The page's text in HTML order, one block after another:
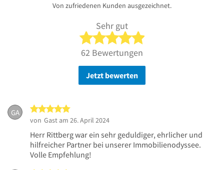
Von zufriedenen Kunden ausgezeichnet.
Sehr gut
5 von 5 Sternen
62 Bewertungen
Jetzt bewerten
GA
von Gast am 26. April 2024
Herr Rittberg war ein sehr geduldiger, ehrlicher und
hilfreicher Partner bei unserer Immobilienodyssee.
Volle Empfehlung!